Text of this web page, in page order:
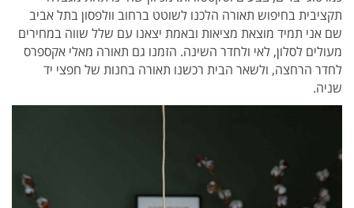
תקציבית בחיפוש תאורה הלכנו לשוטט ברחוב וולפסון בתל אביב
שם אני תמיד מוצאת מציאות ובאמת יצאנו עם שלל שווה במחירים
מעולים לסלון, לאי ולחדר השינה. הזמנו גם תאורה מאלי אקספרס
לחדר הרחצה, ולשאר הבית רכשנו תאורה בחנות של חפצי יד
שניה.